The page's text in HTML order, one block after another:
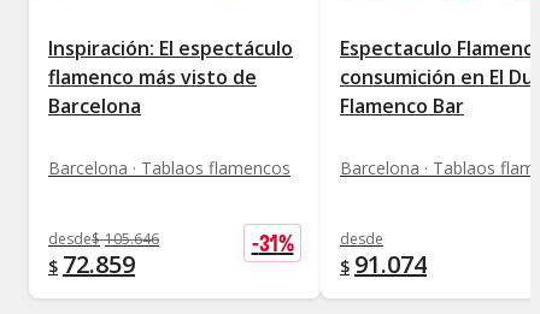
Inspiración: El espectáculo
flamenco más visto de
Barcelona
Barcelona · Tablaos flamencos
desde$ 105.646
$ 72.859
-31%
Espectaculo
consumición en El
Flamenco Bar
Barcelona · Tablaos
desde
$ 91.074